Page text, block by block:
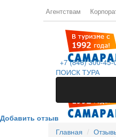
Агентствам
+7 (846) 300-45-
ПОИСК ТУРА
Добавить отзыв
Главная